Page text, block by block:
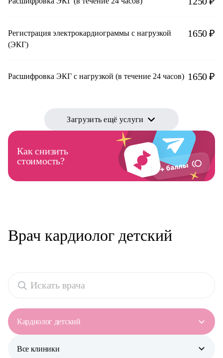
Регистрация электрокардиограммы с нагрузкой
(ЭКГ)
1650 ₽
Расшифровка ЭКГ с нагрузкой (в течение 24 часов) 1650 ₽
Загрузить ещё услуги
Как снизить
стоимость?
Врач кардиолог детский
Кардиолог детский
Все специальности
Все клиники